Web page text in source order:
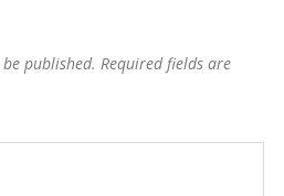
published. Required fields are